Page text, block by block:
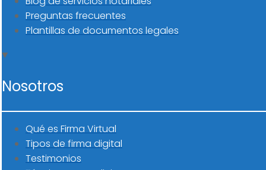
Preguntas frecuentes
Plantillas de documentos legales
Nosotros
Qué es Firma Virtual
Tipos de firma digital
Testimonios